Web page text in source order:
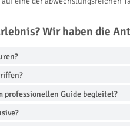
Wir haben die
professionellen Guide begleitet?